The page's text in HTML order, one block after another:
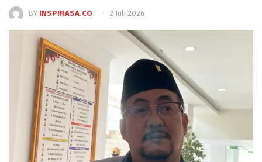
BY INSPIRASA.CO 2 Juli 2026